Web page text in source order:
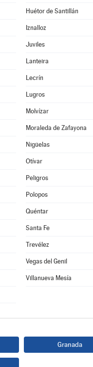
Huétor de Santillán
Iznalloz
Juviles
Lanteira
Lecrín
Lugros
Molvízar
Moraleda de Zafayona
Nigüelas
Otívar
Peligros
Polopos
Quéntar
Santa Fe
Trevélez
Vegas del Genil
Villanueva Mesía
Granada